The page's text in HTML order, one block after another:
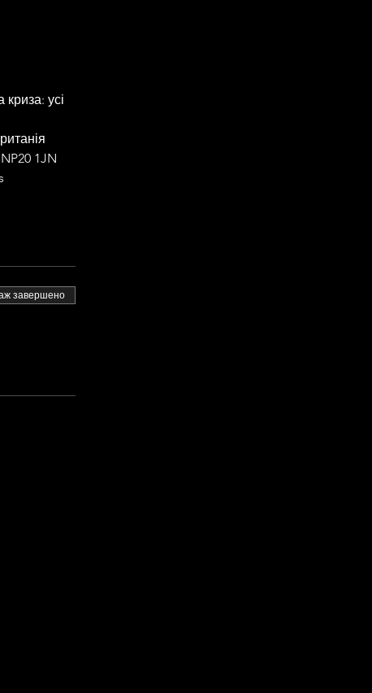
усі
1JN
завершено